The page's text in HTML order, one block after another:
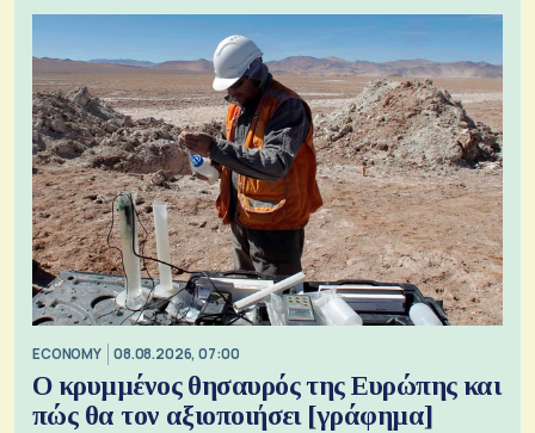
ECONOMY 08.08.2026, 07:00
Ο κρυμμένος θησαυρός της Ευρώπης και
πώς θα τον αξιοποιήσει [γράφημα]